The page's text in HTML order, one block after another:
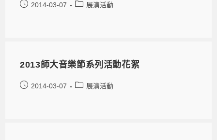
2014-03-07 展演活動
2013師大音樂節系列活動花絮
2014-03-07 展演活動